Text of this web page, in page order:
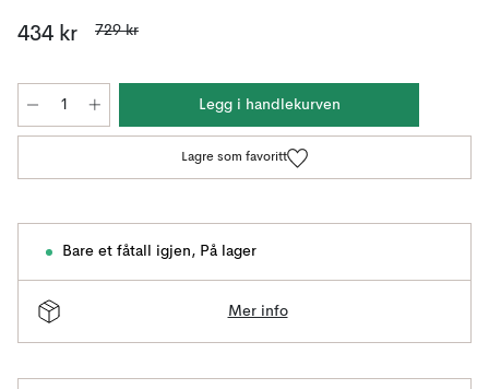
434 kr 729 kr
Legg i handlekurven
Lagre som favoritt
Bare et fåtall igjen, På lager
Mer info